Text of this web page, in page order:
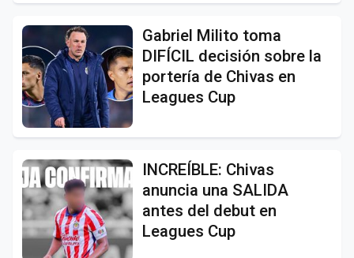
Gabriel Milito toma
DIFÍCIL decisión sobre la
portería de Chivas en
Leagues Cup
INCREÍBLE: Chivas
anuncia una SALIDA
antes del debut en
Leagues Cup